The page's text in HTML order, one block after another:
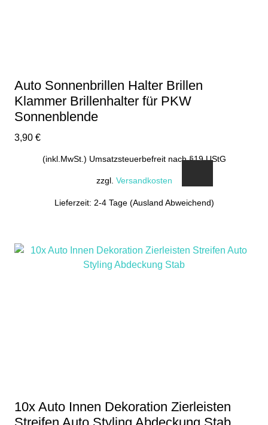
Auto Sonnenbrillen Halter Brillen
Klammer Brillenhalter für PKW
Sonnenblende
3,90 €
(inkl.MwSt.) Umsatzsteuerbefreit nach §19 UStG
zzgl. Versandkosten
Lieferzeit: 2-4 Tage (Ausland Abweichend)
10x Auto Innen Dekoration Zierleisten